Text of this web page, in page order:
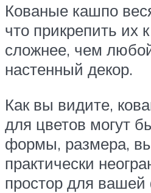
Кованые кашпо
что прикрепить их
сложнее, чем
настенный декор.
Как вы видите,
для цветов могут
формы, размера,
практически
простор для вашей